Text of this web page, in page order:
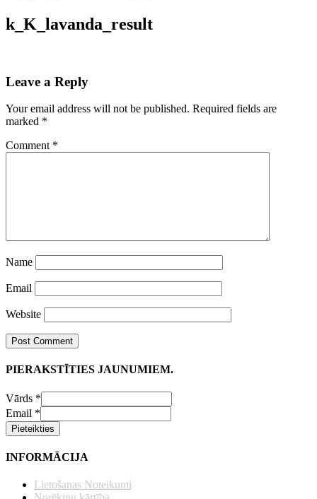
k_K_lavanda_result
Leave a Reply
Your email address will not be published. Required fields are
marked *
Comment *
Name
Email
Website
PIERAKSTĪTIES JAUNUMIEM.
Vārds *
Email *
Pieteikties
INFORMĀCIJA
Lietošanas Noteikumi